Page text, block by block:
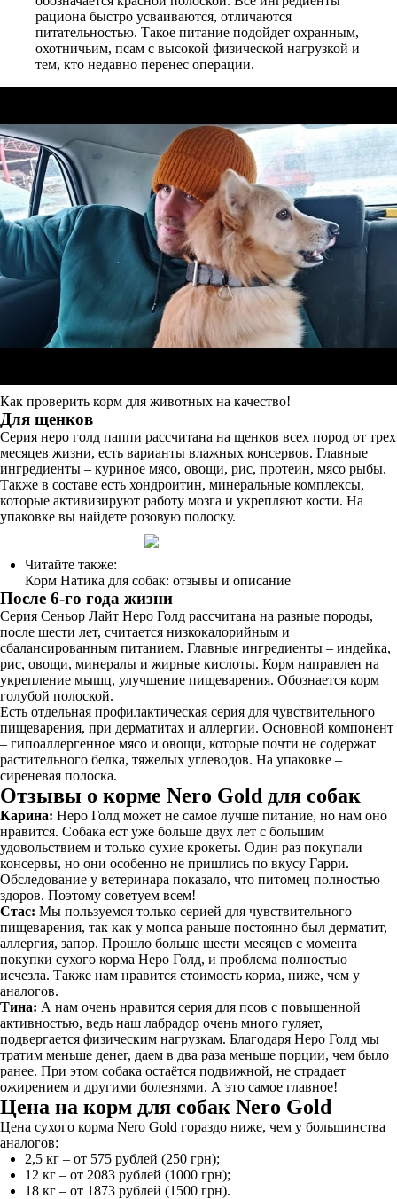
рациона быстро усваиваются, отличаются
питательностью. Такое питание подойдет охранным,
охотничьим, псам с высокой физической нагрузкой и
тем, кто недавно перенес операции.
Как проверить корм для животных на качество!
Для щенков
Серия неро голд паппи рассчитана на щенков всех пород от трех
месяцев жизни, есть варианты влажных консервов. Главные
ингредиенты – куриное мясо, овощи, рис, протеин, мясо рыбы.
Также в составе есть хондроитин, минеральные комплексы,
которые активизируют работу мозга и укрепляют кости. На
упаковке вы найдете розовую полоску.
Читайте также:
Корм Натика для собак: отзывы и описание
После 6-го года жизни
Серия Сеньор Лайт Неро Голд рассчитана на разные породы,
после шести лет, считается низкокалорийным и
сбалансированным питанием. Главные ингредиенты – индейка,
рис, овощи, минералы и жирные кислоты. Корм направлен на
укрепление мышц, улучшение пищеварения. Обознается корм
голубой полоской.
Есть отдельная профилактическая серия для чувствительного
пищеварения, при дерматитах и аллергии. Основной компонент
– гипоаллергенное мясо и овощи, которые почти не содержат
растительного белка, тяжелых углеводов. На упаковке –
сиреневая полоска.
Отзывы о корме Nero Gold для собак
Карина: Неро Голд может не самое лучше питание, но нам оно
нравится. Собака ест уже больше двух лет с большим
удовольствием и только сухие крокеты. Один раз покупали
консервы, но они особенно не пришлись по вкусу Гарри.
Обследование у ветеринара показало, что питомец полностью
здоров. Поэтому советуем всем!
Стас: Мы пользуемся только серией для чувствительного
пищеварения, так как у мопса раньше постоянно был дерматит,
аллергия, запор. Прошло больше шести месяцев с момента
покупки сухого корма Неро Голд, и проблема полностью
исчезла. Также нам нравится стоимость корма, ниже, чем у
аналогов.
Тина: А нам очень нравится серия для псов с повышенной
активностью, ведь наш лабрадор очень много гуляет,
подвергается физическим нагрузкам. Благодаря Неро Голд мы
тратим меньше денег, даем в два раза меньше порции, чем было
ранее. При этом собака остаётся подвижной, не страдает
ожирением и другими болезнями. А это самое главное!
Цена на корм для собак Nero Gold
Цена сухого корма Nero Gold гораздо ниже, чем у большинства
аналогов:
2,5 кг – от 575 рублей (250 грн);
12 кг – от 2083 рублей (1000 грн);
18 кг – от 1873 рублей (1500 грн).